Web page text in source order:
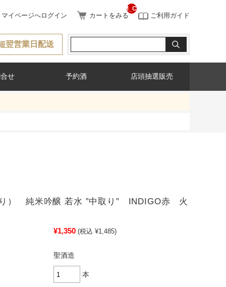
マイページへログイン カートをみる
__ITM_CNT__
ご利用ガイド
翌営業日配送
せ 予約酒 店頭抽選販売
） 純米吟醸 若水 ”中取り” INDIGO赤 火
¥1,350 (税込 ¥1,485)
聖酒造
本